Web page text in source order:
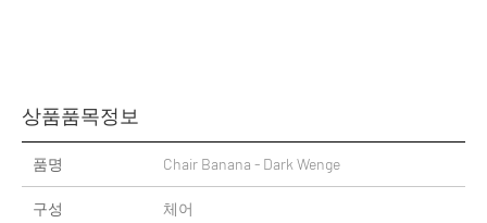
상품품목정보
품명 Chair Banana - Dark Wenge
구성 체어